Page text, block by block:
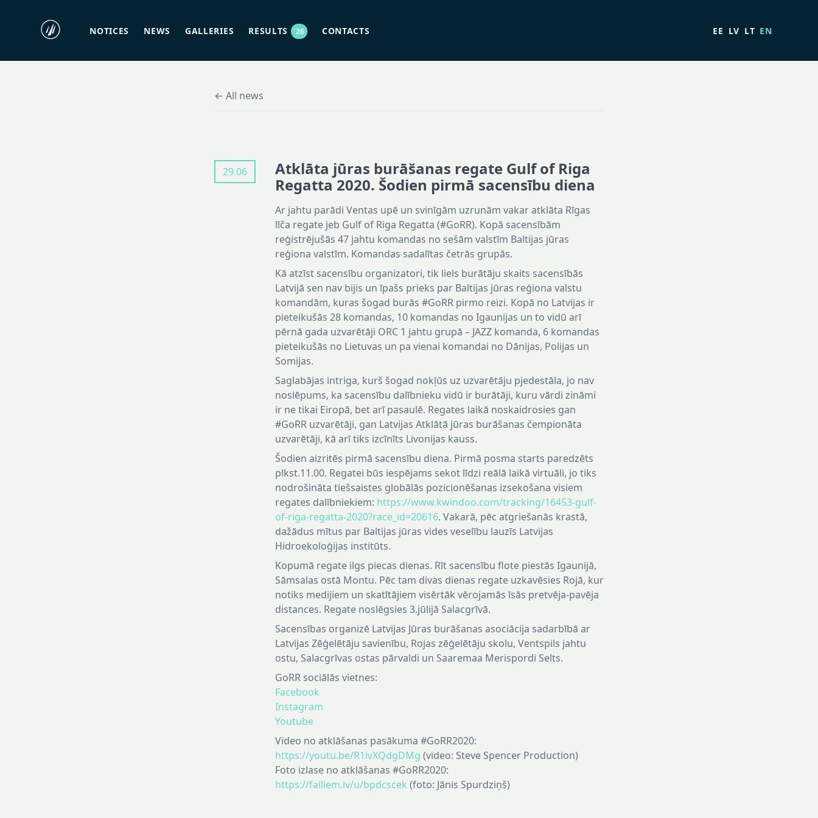
NOTICES NEWS GALLERIES RESULTS '26 CONTACTS EE LV LT EN
← All news
29.06
Atklāta jūras burāšanas regate Gulf of Riga
Regatta 2020. Šodien pirmā sacensību diena
Ar jahtu parādi Ventas upē un svinīgām uzrunām vakar atklāta Rīgas
līča regate jeb Gulf of Riga Regatta (#GoRR). Kopā sacensībām
reģistrējušās 47 jahtu komandas no sešām valstīm Baltijas jūras
reģiona valstīm. Komandas sadalītas četrās grupās.
Kā atzīst sacensību organizatori, tik liels burātāju skaits sacensībās
Latvijā sen nav bijis un īpašs prieks par Baltijas jūras reģiona valstu
komandām, kuras šogad burās #GoRR pirmo reizi. Kopā no Latvijas ir
pieteikušās 28 komandas, 10 komandas no Igaunijas un to vidū arī
pērnā gada uzvarētāji ORC 1 jahtu grupā – JAZZ komanda, 6 komandas
pieteikušās no Lietuvas un pa vienai komandai no Dānijas, Polijas un
Somijas.
Saglabājas intriga, kurš šogad nokļūs uz uzvarētāju pjedestāla, jo nav
noslēpums, ka sacensību dalībnieku vidū ir burātāji, kuru vārdi zināmi
ir ne tikai Eiropā, bet arī pasaulē. Regates laikā noskaidrosies gan
#GoRR uzvarētāji, gan Latvijas Atklātā jūras burāšanas čempionāta
uzvarētāji, kā arī tiks izcīnīts Livonijas kauss.
Šodien aizritēs pirmā sacensību diena. Pirmā posma starts paredzēts
plkst.11.00. Regatei būs iespējams sekot līdzi reālā laikā virtuāli, jo tiks
nodrošināta tiešsaistes globālās pozicionēšanas izsekošana visiem
regates dalībniekiem: https://www.kwindoo.com/tracking/16453-gulf-
of-riga-regatta-2020?race_id=20616. Vakarā, pēc atgriešanās krastā,
dažādus mītus par Baltijas jūras vides veselību lauzīs Latvijas
Hidroekoloģijas institūts.
Kopumā regate ilgs piecas dienas. Rīt sacensību flote piestās Igaunijā,
Sāmsalas ostā Montu. Pēc tam divas dienas regate uzkavēsies Rojā, kur
notiks medijiem un skatītājiem visērtāk vērojamās īsās pretvēja-pavēja
distances. Regate noslēgsies 3.jūlijā Salacgrīvā.
Sacensības organizē Latvijas Jūras burāšanas asociācija sadarbībā ar
Latvijas Zēģelētāju savienību, Rojas zēģelētāju skolu, Ventspils jahtu
ostu, Salacgrīvas ostas pārvaldi un Saaremaa Merispordi Selts.
GoRR sociālās vietnes:
Facebook
Instagram
Youtube
Video no atklāšanas pasākuma #GoRR2020:
https://youtu.be/R1ivXQdgDMg (video: Steve Spencer Production)
Foto izlase no atklāšanas #GoRR2020:
https://failiem.lv/u/bpdcscek (foto: Jānis Spurdziņš)